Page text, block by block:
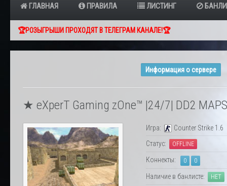
ГЛАВНАЯ ПРАВИЛА ЛИСТИНГ
🏆РОЗЫГРЫШИ ПРОХОДЯТ В ТЕЛЕГРАМ КАНАЛЕ!🏆
Информация о сервере
★ eXperT Gaming zOne™ |24/7| DD2
Игра:
Counter Strike 1.6
Статус:
OFFLINE
Коннекты: 0 0
Наличие в банлисте: НЕТ